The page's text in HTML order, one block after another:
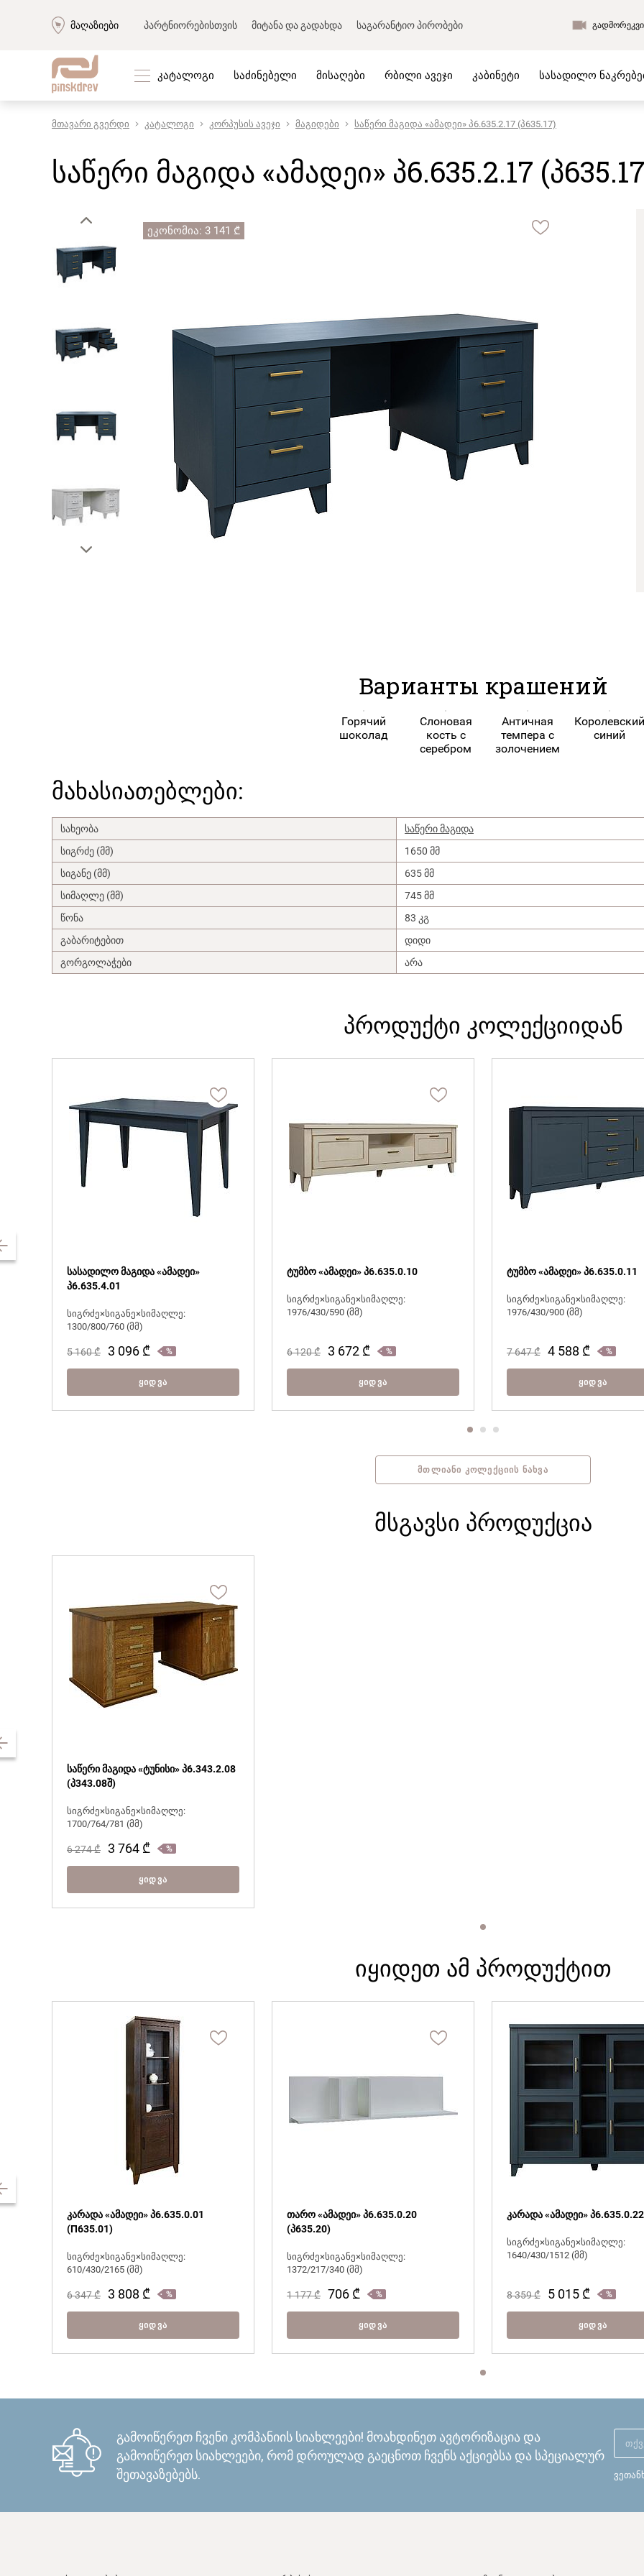
მჭირდება ვიდეოკონსულტაცია
მაღაზიები პარტნიორებისთვის მიტანა და გადახდა საგარანტიო პირობები
კატალოგი
რბილი ავეჯი
დივნები
«პრემიუმ» დივნები
ტყავის დივნები
სწორი დივნები
სავარძლები
პუფი-ბანკეტკები
რბილი საწოლები
კორპუსის ავეჯი
საძინებლის ავეჯი
შემოსასვლელის ავეჯი
ტუმბოები
დეკორატიული ელემენტები
საწოლები და მატრასები
ბალიშები
გადასაფარებელი
რბილი საწოლები
საძინებელი მისაღები რბილი ავეჯი კაბინეტი სასადილო
მთავარი გვერდი კატალოგი კორპუსის ავეჯი მაგიდები საწერი მაგიდა «ამადეი» პ6.635.2.17 (პ635.17)
საწერი მაგიდა «ამადეი» პ6.635.2.17
ეკონომია: 3 141 ₾
Варианты крашений
Горячий
шоколад
Слоновая
кость с
серебром
Античная
темпера с
золочением
Королевский
синий
მახასიათებლები:
სახეობა
საწერი მაგიდა
სიგრძე (მმ)
1650 მმ
სიგანე (მმ)
635 მმ
სიმაღლე (მმ)
745 მმ
წონა
83 კგ
გაბარიტებით
დიდი
გორგოლაჭები
არა
პროდუქტი კოლექციიდან
სასადილო მაგიდა «ამადეი»
პ6.635.4.01
სიგრძე×სიგანე×სიმაღლე:
1300/800/760 (მმ)
5 160₾ 3 096 ₾
ᲧᲘᲓᲕᲐ
ტუმბო «ამადეი» პ6.635.0.10
სიგრძე×სიგანე×სიმაღლე:
1976/430/590 (მმ)
6 120₾ 3 672 ₾
ᲧᲘᲓᲕᲐ
ტუმბო «ამადეი» პ6.635.0.11
სიგრძე×სიგანე×სიმაღლე:
1976/430/900 (მმ)
7 647₾ 4 588 ₾
ᲧᲘᲓᲕᲐ
ᲛᲗᲚᲘᲐᲜᲘ ᲙᲝᲚᲔᲥᲪᲘᲘᲡ ᲜᲐᲮᲕᲐ
მსგავსი პროდუქცია
საწერი მაგიდა «ტუნისი» პ6.343.2.08
(პ343.08შ)
სიგრძე×სიგანე×სიმაღლე:
1700/764/781 (მმ)
6 274₾ 3 764 ₾
ᲧᲘᲓᲕᲐ
იყიდეთ ამ პროდუქტით
კარადა «ამადეი» პ6.635.0.01
(П635.01)
სიგრძე×სიგანე×სიმაღლე:
610/430/2165 (მმ)
6 347₾ 3 808 ₾
ᲧᲘᲓᲕᲐ
თარო «ამადეი» პ6.635.0.20
(პ635.20)
სიგრძე×სიგანე×სიმაღლე:
1372/217/340 (მმ)
1 177₾ 706 ₾
ᲧᲘᲓᲕᲐ
კარადა «ამადეი» პ6.635.0.22
სიგრძე×სიგანე×სიმაღლე:
1640/430/1512 (მმ)
8 359₾ 5 015 ₾
ᲧᲘᲓᲕᲐ
გამოიწერეთ ჩვენი კომპანიის სიახლეები! მოახდინეთ ავტორიზაცია და
გამოიწერეთ სიახლეები, რომ დროულად გაეცნოთ ჩვენს აქციებსა და სპეციალურ
შეთავაზებებს.